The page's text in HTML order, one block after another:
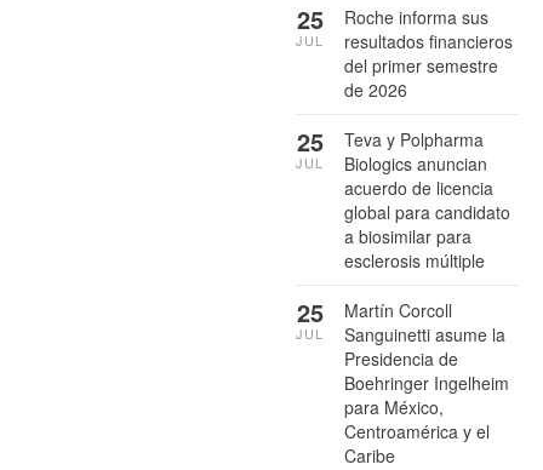
Roche informa sus
resultados financieros
del primer semestre
de 2026
25
JUL
Teva y Polpharma
Biologics anuncian
acuerdo de licencia
global para candidato
a biosimilar para
esclerosis múltiple
25
JUL
Martín Corcoll
Sanguinetti asume la
Presidencia de
Boehringer Ingelheim
para México,
Centroamérica y el
Caribe
25
JUL